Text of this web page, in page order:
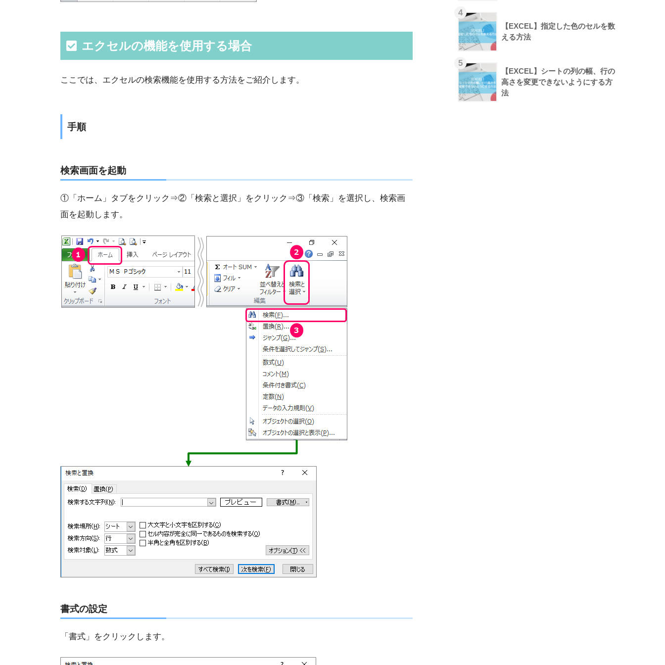
エクセルの機能を使用する場合
ここでは、エクセルの検索機能を使用する方法をご紹介します。
手順
検索画面を起動
①「ホーム」タブをクリック⇒②「検索と選択」をクリック⇒③「検索」を選択し、検索画
面を起動します。
書式の設定
「書式」をクリックします。
【EXCEL】指定した色のセルを数
える方法
【EXCEL】シートの列の幅、行の
高さを変更できないようにする方
法